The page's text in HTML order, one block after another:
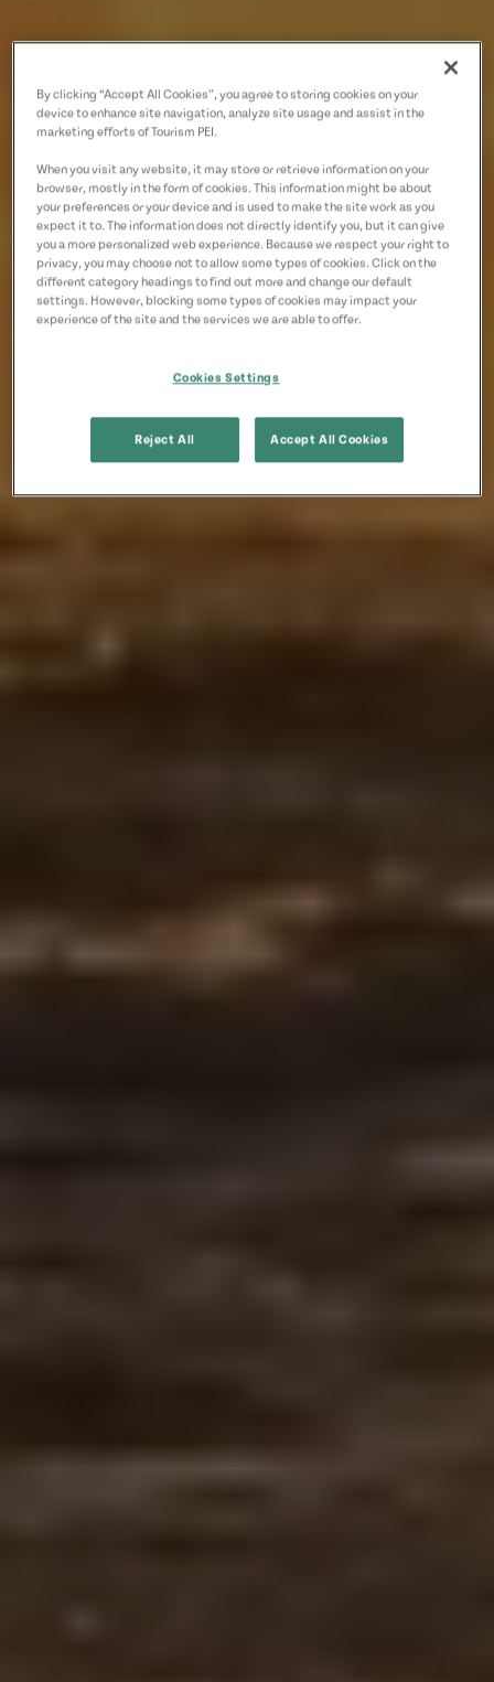
By clicking “Accept All Cookies”, you agree to storing cookies on your
device to enhance site navigation, analyze site usage and assist in the
marketing efforts of Tourism PEI.
When you visit any website, it may store or retrieve information on your
browser, mostly in the form of cookies. This information might be about
your preferences or your device and is used to make the site work as you
expect it to. The information does not directly identify you, but it can give
you a more personalized web experience. Because we respect your right to
privacy, you may choose not to allow some types of cookies. Click on the
different category headings to find out more and change our default
settings. However, blocking some types of cookies may impact your
experience of the site and the services we are able to offer.
Cookies Settings
Reject All Accept All Cookies